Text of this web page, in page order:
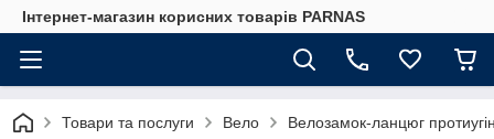
Інтернет-магазин корисних товарів PARNAS
Товари та послуги Вело Велозамок-ланцюг